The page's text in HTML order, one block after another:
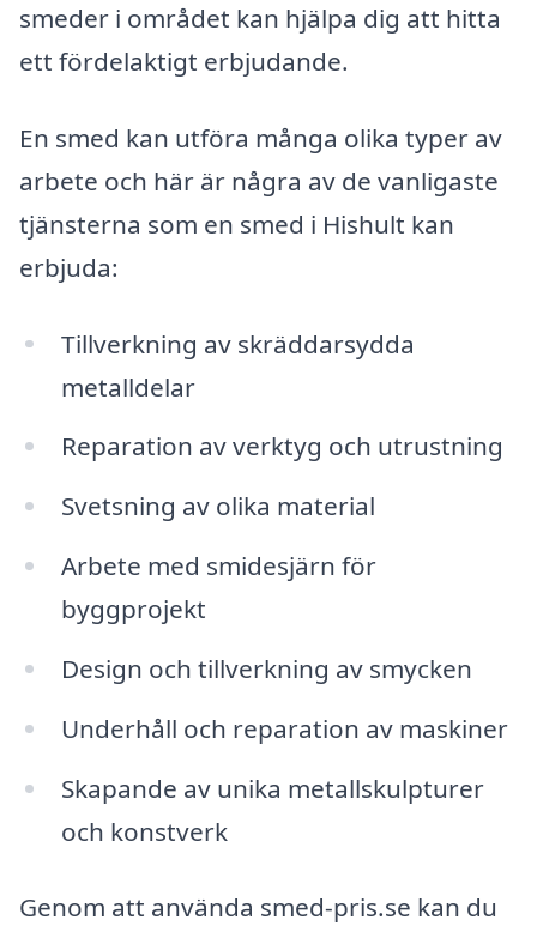
smeder i området kan hjälpa dig att hitta
ett fördelaktigt erbjudande.
En smed kan utföra många olika typer av
arbete och här är några av de vanligaste
tjänsterna som en smed i Hishult kan
erbjuda:
Tillverkning av skräddarsydda
metalldelar
Reparation av verktyg och utrustning
Svetsning av olika material
Arbete med smidesjärn för
byggprojekt
Design och tillverkning av smycken
Underhåll och reparation av maskiner
Skapande av unika metallskulpturer
och konstverk
Genom att använda smed-pris.se kan du